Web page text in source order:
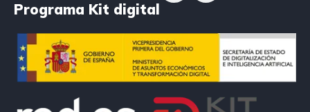
Programa Kit digital